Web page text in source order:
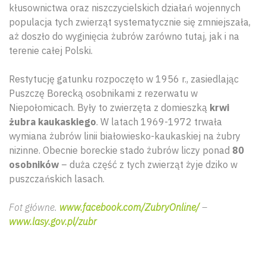
kłusownictwa oraz niszczycielskich działań wojennych
populacja tych zwierząt systematycznie się zmniejszała,
aż doszło do wyginięcia żubrów zarówno tutaj, jak i na
terenie całej Polski.
Restytucję gatunku rozpoczęto w 1956 r., zasiedlając
Puszczę Borecką osobnikami z rezerwatu w
Niepołomicach. Były to zwierzęta z domieszką krwi
żubra kaukaskiego. W latach 1969-1972 trwała
wymiana żubrów linii białowiesko-kaukaskiej na żubry
nizinne. Obecnie boreckie stado żubrów liczy ponad 80
osobników – duża część z tych zwierząt żyje dziko w
puszczańskich lasach.
Fot główne. www.facebook.com/ZubryOnline/–
www.lasy.gov.pl/zubr